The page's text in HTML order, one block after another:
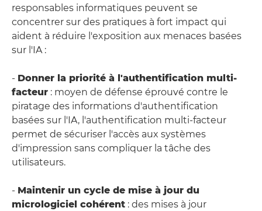
responsables informatiques peuvent se
concentrer sur des pratiques à fort impact qui
aident à réduire l'exposition aux menaces basées
sur l'IA :
- Donner la priorité à l'authentification multi-
facteur : moyen de défense éprouvé contre le
piratage des informations d'authentification
basées sur l'IA, l'authentification multi-facteur
permet de sécuriser l'accès aux systèmes
d'impression sans compliquer la tâche des
utilisateurs.
- Maintenir un cycle de mise à jour du
micrologiciel cohérent : des mises à jour